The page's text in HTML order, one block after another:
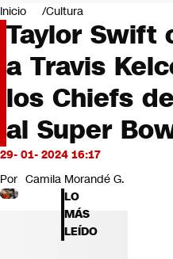
Negocios
Deportes
Programas completos
Cultura
Servicios
Bits
CNN tiempo
Futuro 360
Inicio Cultura
Taylor Swift
a Travis
los Chiefs
al Super
29- 01- 2024 16:17
Por Camila Morandé G.
LO
MÁS
LEÍDO